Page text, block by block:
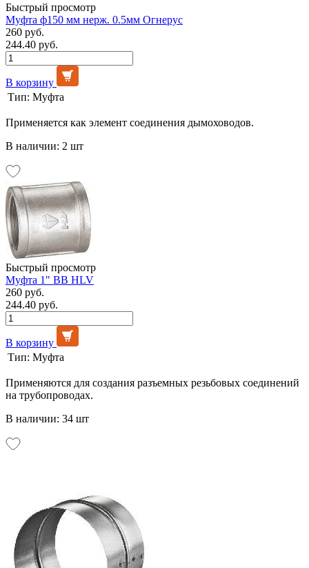
Быстрый просмотр
Муфта ф150 мм нерж. 0.5мм Огнерус
260 руб.
244.40 руб.
В корзину
Тип: Муфта
Применяется как элемент соединения дымоховодов.
В наличии: 2 шт
Быстрый просмотр
Муфта 1" ВВ HLV
260 руб.
244.40 руб.
В корзину
Тип: Муфта
Применяются для создания разъемных резьбовых соединений
на трубопроводах.
В наличии: 34 шт